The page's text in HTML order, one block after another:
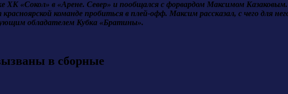
ХК «Сокол» в «Арене. Север» и пообщался с форвардом Максимом
команде пробиться в плей-офф. Максим рассказал, с чего для
обладателем Кубка «Братины».
в сборные